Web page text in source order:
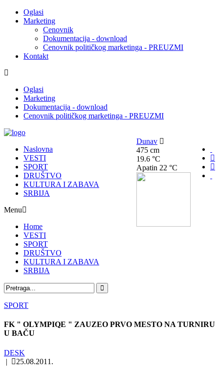
Oglasi
Marketing
Cenovnik
Dokumentacija - download
Cenovnik političkog marketinga - PREUZMI
Kontakt
Oglasi
Marketing
Dokumentacija - download
Cenovnik političkog marketinga - PREUZMI
Dunav
475 cm
19.6 °C
Apatin 22 °C
Naslovna
VESTI
SPORT
DRUŠTVO
KULTURA I ZABAVA
SRBIJA
Menu
Home
VESTI
SPORT
DRUŠTVO
KULTURA I ZABAVA
SRBIJA
SPORT
FK " OLYMPIQE " ZAUZEO PRVO MESTO NA TURNIRU
U BAČU
DESK
|
25.08.2011.